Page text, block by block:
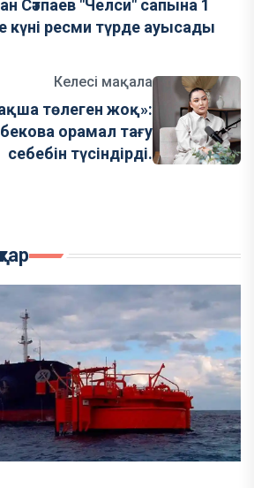
Сәтпаев "Челси" сапына 1
күні ресми түрде ауысады
Келесі мақала
төлеген жоқ»:
орамал тағу
себебін түсіндірді.